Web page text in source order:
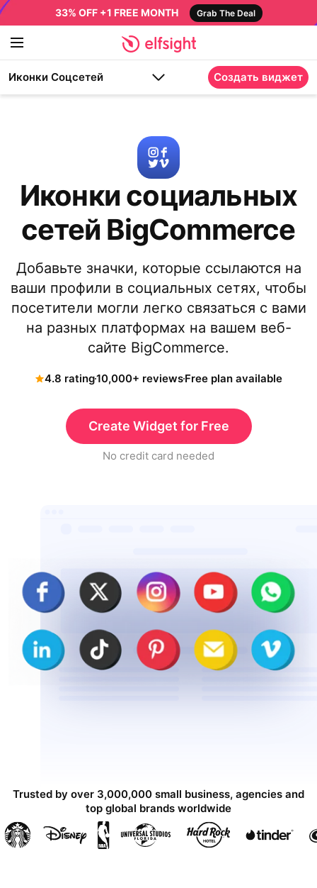
33% OFF +1 FREE MONTH Grab The Deal
Иконки Соцсетей Создать виджет
Иконки социальных
сетей BigCommerce
Добавьте значки, которые ссылаются на
ваши профили в социальных сетях, чтобы
посетители могли легко связаться с вами
на разных платформах на вашем веб-
сайте BigCommerce.
4.8 rating10,000+ reviewsFree plan available
Create Widget for Free
No credit card needed
Trusted by over 3,000,000 small business, agencies and
top global brands worldwide